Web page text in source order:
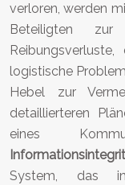
verloren, werden
Beteiligten
logistische
Hebel zur
detaillierteren
eines
System, das